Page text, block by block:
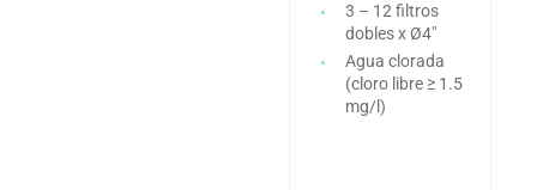
3 – 12 filtros
dobles x Ø4″
Agua clorada
(cloro libre ≥ 1.5
mg/l)